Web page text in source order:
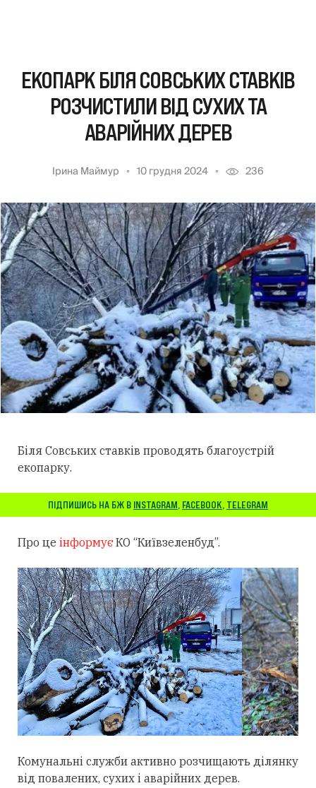
ЕКОПАРК БІЛЯ СОВСЬКИХ СТАВКІВ
РОЗЧИСТИЛИ ВІД СУХИХ ТА
АВАРІЙНИХ ДЕРЕВ
Ірина Маймур 10 грудня 2024 236
Біля Совських ставків проводять благоустрій
екопарку.
ПІДПИШИСЬ НА БЖ В INSTAGRAM, FACEBOOK, TELEGRAM
Про це інформуєКО “Київзеленбуд”.
Комунальні служби активно розчищають ділянку
від повалених, сухих і аварійних дерев.